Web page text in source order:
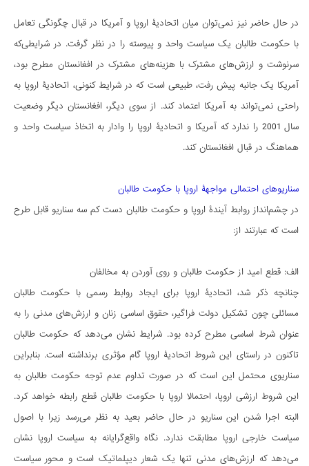
در حال حاضر نیز نمی‌توان میان اتحادیۀ اروپا و آمریکا در قبال چگونگی تعامل
با حکومت طالبان یک سیاست واحد و پیوسته را در نظر گرفت. در شرایطی‌که
سرنوشت و ارزش‌های مشترک با هزینه‌های مشترک در افغانستان مطرح بود،
آمریکا یک جانبه پیش رفت، طبیعی است که در شرایط کنونی، اتحادیۀ اروپا به
راحتی نمی‌تواند به آمریکا اعتماد کند. از سوی دیگر، افغانستان دیگر وضعیت
سال 2001 را ندارد که آمریکا و اتحادیۀ اروپا را وادار به اتخاذ سیاست واحد و
هماهنگ در قبال افغانستان کند.
سناریوهای احتمالی مواجهۀ اروپا با حکومت طالبان
در چشم‌انداز روابط آیندۀ اروپا و حکومت طالبان دست کم سه سناریو قابل طرح
است که عبارتند از:
الف: قطع امید از حکومت طالبان و روی آوردن به مخالفان
چنانچه ذکر شد، اتحادیۀ اروپا برای ایجاد روابط رسمی با حکومت طالبان
مسائلی چون تشکیل دولت فراگیر، حقوق اساسی زنان و ارزش‌های مدنی را به
عنوان شرط اساسی مطرح کرده بود. شرایط نشان می‌دهد که حکومت طالبان
تاکنون در راستای این شروط اتحادیۀ اروپا گام مؤثری برنداشته است. بنابراین
سناریوی محتمل این است که در صورت تداوم عدم توجه حکومت طالبان به
این شروط ارزشی اروپا، احتمالا اروپا با حکومت طالبان قطع رابطه خواهد کرد.
البته اجرا شدن این سناریو در حال حاضر بعید به نظر می‌رسد زیرا با اصول
سیاست خارجی اروپا مطابقت ندارد. نگاه واقع‌گرایانه به سیاست اروپا نشان
می‌دهد که ارزش‌های مدنی تنها یک شعار دیپلماتیک است و محور سیاست